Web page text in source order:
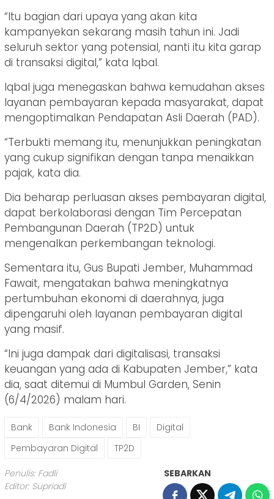
“Itu bagian dari upaya yang akan kita
kampanyekan sekarang masih tahun ini. Jadi
seluruh sektor yang potensial, nanti itu kita garap
di transaksi digital,” kata Iqbal.
Iqbal juga menegaskan bahwa kemudahan akses
layanan pembayaran kepada masyarakat, dapat
mengoptimalkan Pendapatan Asli Daerah (PAD).
“Terbukti memang itu, menunjukkan peningkatan
yang cukup signifikan dengan tanpa menaikkan
pajak, kata dia.
Dia beharap perluasan akses pembayaran digital,
dapat berkolaborasi dengan Tim Percepatan
Pembangunan Daerah (TP2D) untuk
mengenalkan perkembangan teknologi.
Sementara itu, Gus Bupati Jember, Muhammad
Fawait, mengatakan bahwa meningkatnya
pertumbuhan ekonomi di daerahnya, juga
dipengaruhi oleh layanan pembayaran digital
yang masif.
“Ini juga dampak dari digitalisasi, transaksi
keuangan yang ada di Kabupaten Jember,” kata
dia, saat ditemui di Mumbul Garden, Senin
(6/4/2026) malam hari.
Bank Bank Indonesia BI
Digital
Pembayaran Digital
TP2D
Penulis: Fadli
Editor: Supriadi
SEBARKAN